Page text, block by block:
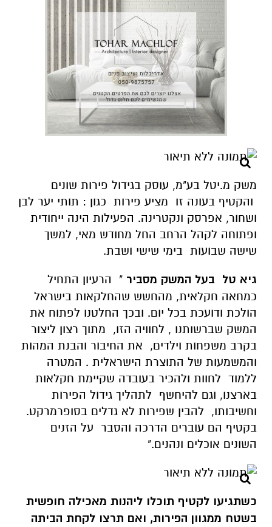
משק מ.יטל בע"מ, עוסק בגידול פירות שונים
והקטיף בעונה זו מציע פירות כגון : תותי יער לבן
ושחור, אפרסק ונקטרינה. הפעילות הינה ייחודית
ופתוחה לקהל הרחב החל מחודש מאי, למשך
שישה שבועות בימי שישי ושבת.
גיא טל בעל המשק מסביר " הרעיון התחיל
כמחאה חקלאית, מהחשש שהחלקאות בישראל
הולכת ודועכת בכל יום. ובכך החלטנו לפתוח את
המשק שברשותנו , לחוויה הזו, מתוך רצון ליצור
בקרב משפחות וילדים, את החיבור והבנת המהות
והמשמעות של התוצרת הישראלית . המטרה
ללמוד לחוות ולהכיר בעובדה שקיימת חקלאות
בארצנו, וגם להיחשף לתהליך גידול הפירות
וחשיבותו, להבין שפירות לא גדלים בסופרמרקט.
בקטיף הם עוברים הדרכה והסבר על הזנים
השונים אוכלים ונהנים."
כשתגיעו לקטיף תוכלו ליהנות מאכילה חופשית
בשטח ממגוון הפירות, ואם תרצו לקחת הביתה